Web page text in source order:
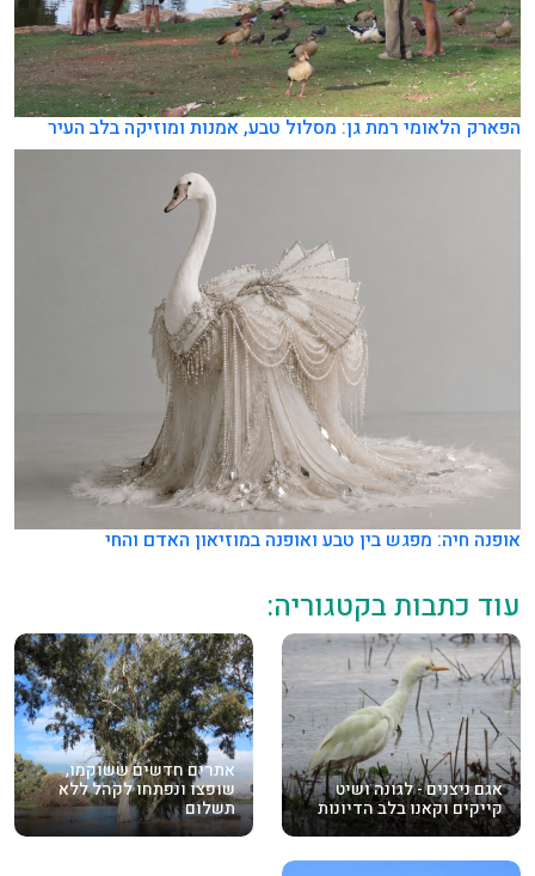
הפארק הלאומי רמת גן: מסלול טבע, אמנות ומוזיקה בלב העיר
אופנה חיה: מפגש בין טבע ואופנה במוזיאון האדם והחי
עוד כתבות בקטגוריה:
אגם ניצנים - לגונה ושיט
קייקים וקאנו בלב הדיונות
אתרים חדשים ששוקמו,
שופצו ונפתחו לקהל ללא
תשלום